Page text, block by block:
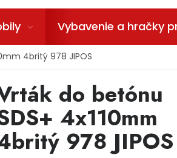
Vybavenie a hračky
4britý 978 JIPOS
do betónu
4x110mm
978 JIPOS